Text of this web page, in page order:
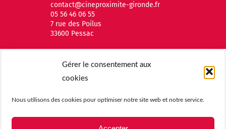
Gérer le consentement aux
cookies
Nous utilisons des cookies pour optimiser notre site web et notre service.
contact@cineproximite-gironde.fr
05 56 46 06 55
7 rue des Poilus
33600 Pessac